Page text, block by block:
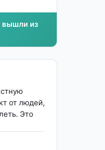
вышли из
от людей,
Это